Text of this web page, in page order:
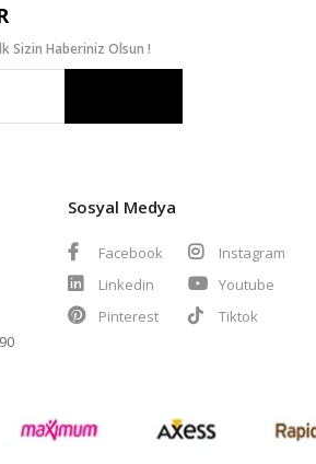
Sizin Haberiniz Olsun !
Sosyal Medya
Facebook
Instagram
Linkedin
Youtube
Pinterest
Tiktok